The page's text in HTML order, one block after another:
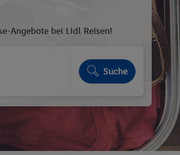
Angebote bei Lidl Reisen!
Suche